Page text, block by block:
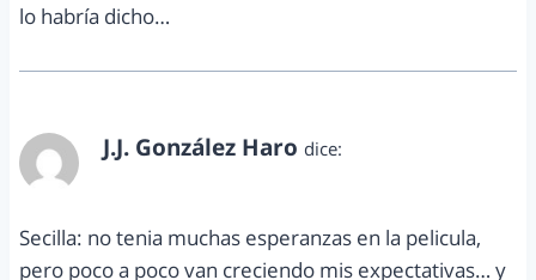
lo habría dicho…
J.J. González Haro dice:
Secilla: no tenia muchas esperanzas en la pelicula,
pero poco a poco van creciendo mis expectativas… y